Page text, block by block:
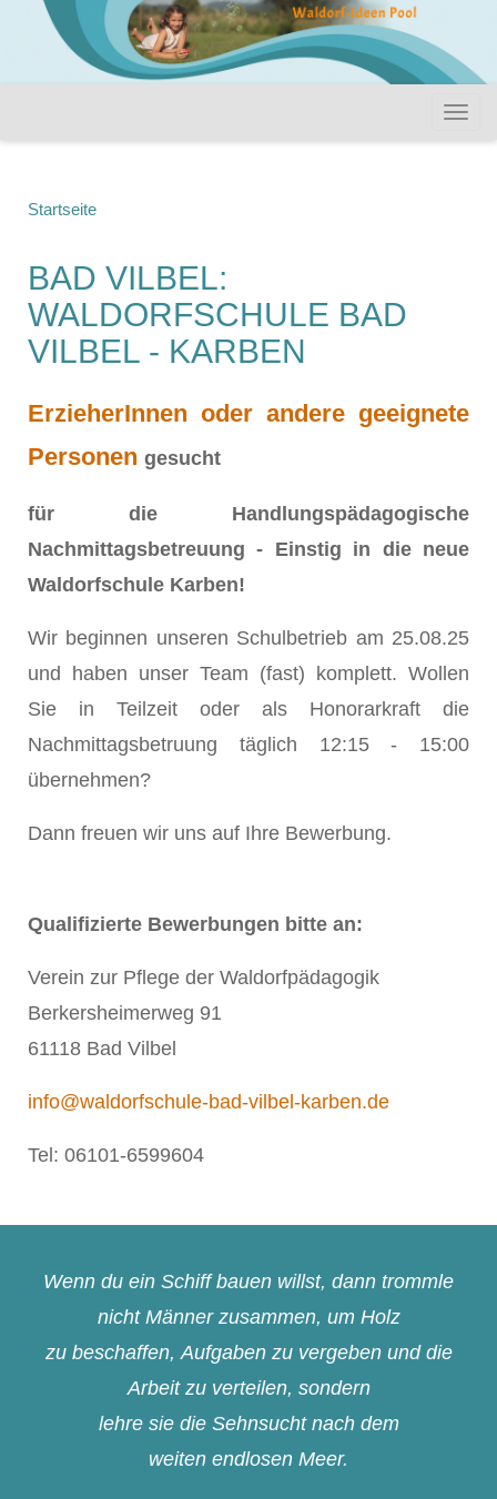
Startseite
BAD VILBEL:
WALDORFSCHULE BAD
VILBEL - KARBEN
ErzieherInnen oder andere geeignete
Personen gesucht
für die Handlungspädagogische
Nachmittagsbetreuung - Einstig in die neue
Waldorfschule Karben!
Wir beginnen unseren Schulbetrieb am 25.08.25
und haben unser Team (fast) komplett. Wollen
Sie in Teilzeit oder als Honorarkraft die
Nachmittagsbetruung täglich 12:15 - 15:00
übernehmen?
Dann freuen wir uns auf Ihre Bewerbung.
Qualifizierte Bewerbungen bitte an:
Verein zur Pflege der Waldorfpädagogik
Berkersheimerweg 91
61118 Bad Vilbel
info@waldorfschule-bad-vilbel-karben.de
Tel: 06101-6599604
Wenn du ein Schiff bauen willst, dann trommle
nicht Männer zusammen, um Holz
zu beschaffen, Aufgaben zu vergeben und die
Arbeit zu verteilen, sondern
lehre sie die Sehnsucht nach dem
weiten endlosen Meer.